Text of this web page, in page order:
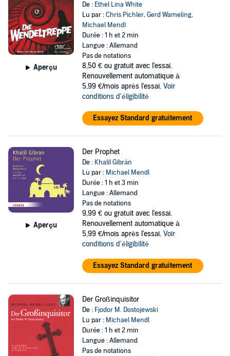
Aperçu
De : Ethel Lina White
Lu par :Chris Pichler,Gerd Wameling,
Michael Mendl
Durée : 1 h et 2 min
Langue : Allemand
Pas de notations
8,50 € ou gratuit avec l'essai.
Renouvellement automatique à
5,99 €/mois après l'essai. Voir
conditions d'éligibilité
Essayez Standard gratuitement
Aperçu
Der Prophet
De : Khalil Gibrán
Lu par : Michael Mendl
Durée : 1 h et 3 min
Langue : Allemand
Pas de notations
9,99 € ou gratuit avec l'essai.
Renouvellement automatique à
5,99 €/mois après l'essai. Voir
conditions d'éligibilité
Essayez Standard gratuitement
Der Großinquisitor
De : Fjodor M. Dostojewski
Lu par : Michael Mendl
Durée : 1 h et 2 min
Langue : Allemand
Pas de notations